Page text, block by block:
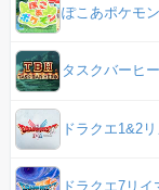
ぽこあポケモン
タスクバーヒ
ドラクエ1&2
ドラクエ7リイ